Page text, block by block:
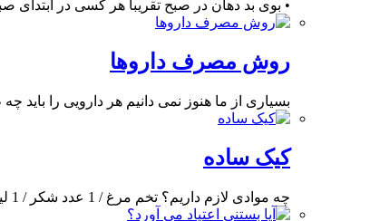
• بوی بد دهان در صبح تقریبا هر کسی در ابتدای
روش مصرف داروها
بسیاری از ما هنوز نمی دانیم هر دارویی را باید
کیک ساده
چه موادی لازم داریم؟ تخم مرغ / 1 عدد شکر / 1 لیوان روغن مایع /